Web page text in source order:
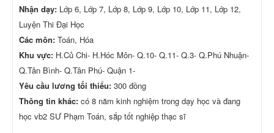
Nhận dạy: Lớp 6, Lớp 7, Lớp 8, Lớp 9, Lớp 10, Lớp 11, Lớp 12,
Luyện Thi Đại Học
Các môn: Toán, Hóa
Khu vực: H.Củ Chi- H.Hóc Môn- Q.10- Q.11- Q.3- Q.Phú Nhuận-
Q.Tân Bình- Q.Tân Phú- Quận 1-
Yêu cầu lương tối thiểu: 300 đồng
Thông tin khác: có 8 năm kinh nghiệm trong dạy học và đang
học vb2 SƯ Phạm Toán, sắp tốt nghiệp thạc sĩ